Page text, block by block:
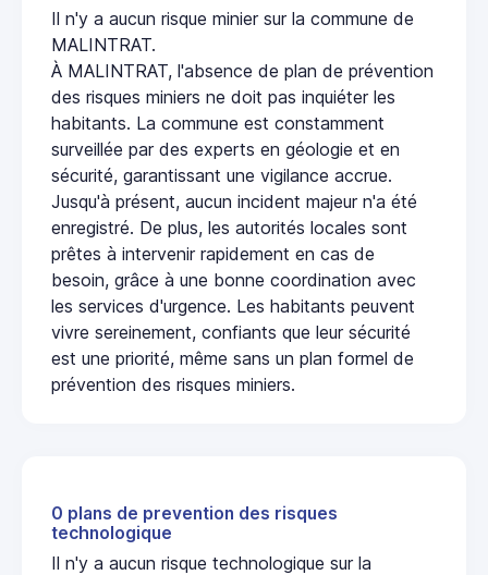
Il n'y a aucun risque minier sur la commune de
MALINTRAT.
À MALINTRAT, l'absence de plan de prévention
des risques miniers ne doit pas inquiéter les
habitants. La commune est constamment
surveillée par des experts en géologie et en
sécurité, garantissant une vigilance accrue.
Jusqu'à présent, aucun incident majeur n'a été
enregistré. De plus, les autorités locales sont
prêtes à intervenir rapidement en cas de
besoin, grâce à une bonne coordination avec
les services d'urgence. Les habitants peuvent
vivre sereinement, confiants que leur sécurité
est une priorité, même sans un plan formel de
prévention des risques miniers.
0 plans de prevention des risques
technologique
Il n'y a aucun risque technologique sur la